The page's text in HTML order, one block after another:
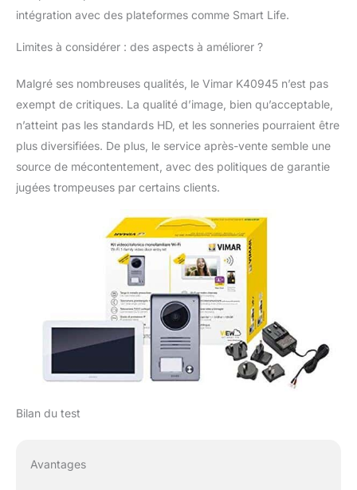
intégration avec des plateformes comme Smart Life.
Limites à considérer : des aspects à améliorer ?
Malgré ses nombreuses qualités, le Vimar K40945 n’est pas
exempt de critiques. La qualité d’image, bien qu’acceptable,
n’atteint pas les standards HD, et les sonneries pourraient être
plus diversifiées. De plus, le service après-vente semble une
source de mécontentement, avec des politiques de garantie
jugées trompeuses par certains clients.
Bilan du test
Avantages